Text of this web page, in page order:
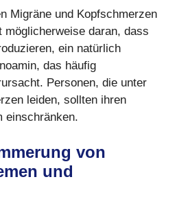
Migräne und Kopfschmerzen
möglicherweise daran, dass
ein natürlich
das häufig
Personen, die unter
leiden, sollten ihren
einschränken.
von
und